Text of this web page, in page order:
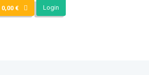
0,00 € Login